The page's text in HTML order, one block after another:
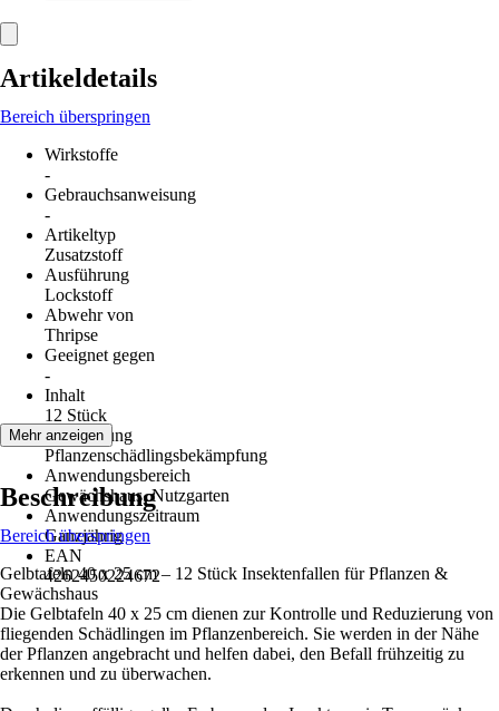
Artikeldetails
Bereich überspringen
Wirkstoffe
-
Gebrauchsanweisung
-
Artikeltyp
Zusatzstoff
Ausführung
Lockstoff
Abwehr von
Thripse
Geeignet gegen
-
Inhalt
12 Stück
Anwendung
Pflanzenschädlingsbekämpfung
Anwendungsbereich
Gewächshaus, Nutzgarten
Anwendungszeitraum
Ganzjährig
EAN
4262450224672
Mehr anzeigen
Beschreibung
Bereich überspringen
Gelbtafeln 40 x 25 cm – 12 Stück Insektenfallen für Pflanzen &
Gewächshaus
Die Gelbtafeln 40 x 25 cm dienen zur Kontrolle und Reduzierung von
fliegenden Schädlingen im Pflanzenbereich. Sie werden in der Nähe
der Pflanzen angebracht und helfen dabei, den Befall frühzeitig zu
erkennen und zu überwachen.